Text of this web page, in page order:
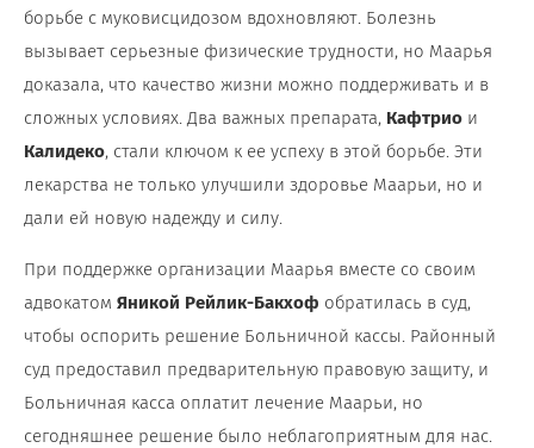
борьбе с муковисцидозом вдохновляют. Болезнь
вызывает серьезные физические трудности, но Маарья
доказала, что качество жизни можно поддерживать и в
сложных условиях. Два важных препарата, Кафтрио и
Калидеко, стали ключом к ее успеху в этой борьбе. Эти
лекарства не только улучшили здоровье Маарьи, но и
дали ей новую надежду и силу.
При поддержке организации Маарья вместе со своим
адвокатом Яникой Рейлик-Бакхоф обратилась в суд,
чтобы оспорить решение Больничной кассы. Районный
суд предоставил предварительную правовую защиту, и
Больничная касса оплатит лечение Маарьи, но
сегодняшнее решение было неблагоприятным для нас.